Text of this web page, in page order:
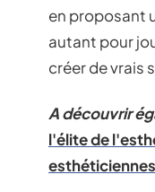
en proposant
autant pour
créer de vrais
A découvrir
l'élite de
esthéticiennes